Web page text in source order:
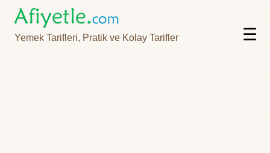
Yemek Tarifleri, Pratik ve Kolay Tarifler ☰